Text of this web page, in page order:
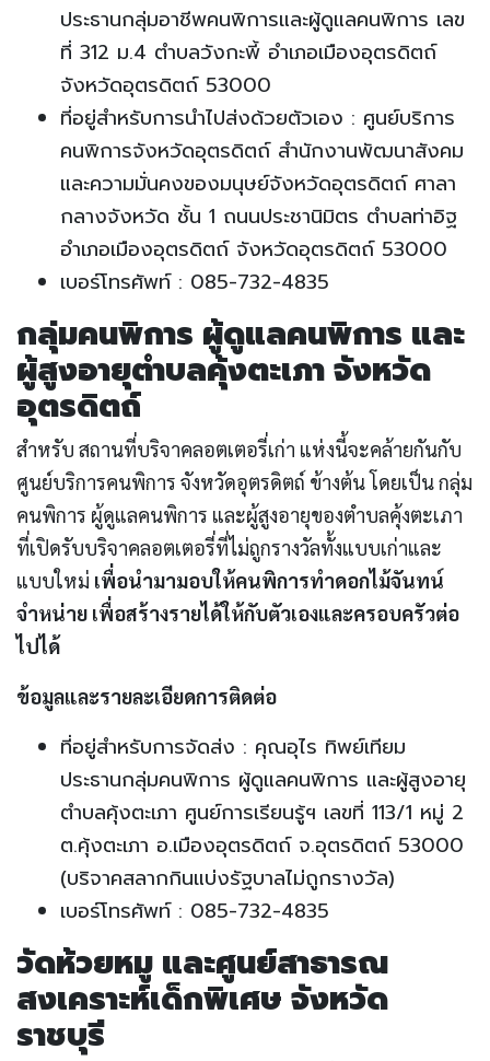
ประธานกลุ่มอาชีพคนพิการและผู้ดูแลคนพิการ เลข
ที่ 312 ม.4 ตำบลวังกะพี้ อำเภอเมืองอุตรดิตถ์
จังหวัดอุตรดิตถ์ 53000
ที่อยู่สำหรับการนำไปส่งด้วยตัวเอง : ศูนย์บริการ
คนพิการจังหวัดอุตรดิตถ์ สำนักงานพัฒนาสังคม
และความมั่นคงของมนุษย์จังหวัดอุตรดิตถ์ ศาลา
กลางจังหวัด ชั้น 1 ถนนประชานิมิตร ตำบลท่าอิฐ
อำเภอเมืองอุตรดิตถ์ จังหวัดอุตรดิตถ์ 53000
เบอร์โทรศัพท์ : 085-732-4835
กลุ่มคนพิการ ผู้ดูแลคนพิการ และ
ผู้สูงอายุตำบลคุ้งตะเภา จังหวัด
อุตรดิตถ์
สำหรับ สถานที่บริจาคลอตเตอรี่เก่า แห่งนี้จะคล้ายกันกับ
ศูนย์บริการคนพิการ จังหวัดอุตรดิตถ์ ข้างต้น โดยเป็น กลุ่ม
คนพิการ ผู้ดูแลคนพิการ และผู้สูงอายุของตำบลคุ้งตะเภา
ที่เปิดรับบริจาคลอตเตอรี่ที่ไม่ถูกรางวัลทั้งแบบเก่าและ
แบบใหม่ เพื่อนำมามอบให้คนพิการทำดอกไม้จันทน์
จำหน่าย เพื่อสร้างรายได้ให้กับตัวเองและครอบครัวต่อ
ไปได้
ข้อมูลและรายละเอียดการติดต่อ
ที่อยู่สำหรับการจัดส่ง : คุณอุไร ทิพย์เทียม
ประธานกลุ่มคนพิการ ผู้ดูแลคนพิการ และผู้สูงอายุ
ตำบลคุ้งตะเภา ศูนย์การเรียนรู้ฯ เลขที่ 113/1 หมู่ 2
ต.คุ้งตะเภา อ.เมืองอุตรดิตถ์ จ.อุตรดิตถ์ 53000
(บริจาคสลากกินแบ่งรัฐบาลไม่ถูกรางวัล)
เบอร์โทรศัพท์ : ‭085-732-4835‬
วัดห้วยหมู และศูนย์สาธารณ
สงเคราะห์เด็กพิเศษ จังหวัด
ราชบุรี